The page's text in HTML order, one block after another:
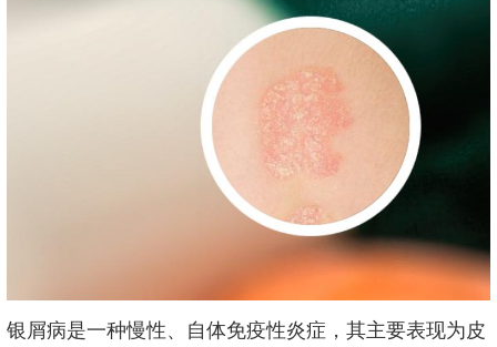
银屑病是一种慢性、自体免疫性炎症，其主要表现为皮